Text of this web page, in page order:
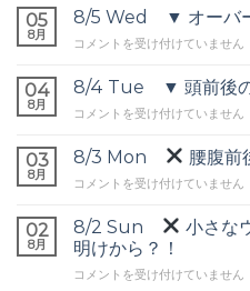
▼
頭
前
の
ネ
は
05
8月
8/5 Wed ▼ オーバー
8/5
▼
オ
ー
ー
ッ
の
ワ
イ
コメントを受け付けていません
04
8月
8/4 Tue ▼ 頭前後の
8/4
▼
頭
前
の
ワ
ド
コメントを受け付けていません
03
8月
8/3 Mon 腰腹前
8/3
腰
腹
前
コメントを受け付けていません
02
8月
8/2 Sun
小さな
明けから？！
8/2
コメントを受け付けていません